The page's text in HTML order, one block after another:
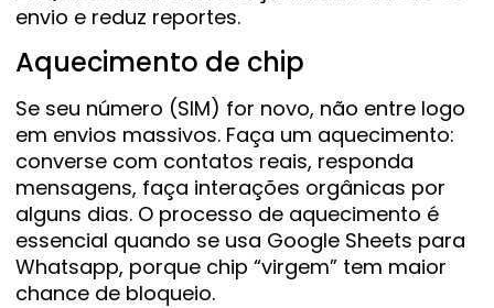
envio e reduz reportes.
Aquecimento de chip
Se seu número (SIM) for novo, não entre logo
em envios massivos. Faça um aquecimento:
converse com contatos reais, responda
mensagens, faça interações orgânicas por
alguns dias. O processo de aquecimento é
essencial quando se usa Google Sheets para
Whatsapp, porque chip “virgem” tem maior
chance de bloqueio.